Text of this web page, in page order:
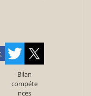
Bilan
compéte
nces